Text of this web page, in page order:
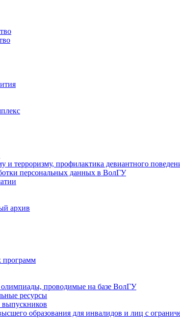
и терроризму, профилактика девиантного
персональных данных в ВолГУ
архив
программ
олимпиады, проводимые на базе ВолГУ
ресурсы
выпускников
образования для инвалидов и лиц с